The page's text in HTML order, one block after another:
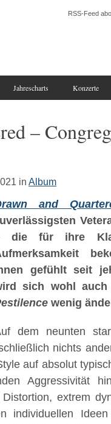
RSS-Feed
Jahrescharts Konzerte
–
in Album
and
die für ihre
gefühlt seit
sich wohl
wenig
dem neunten
nichts
auf absolut
Aggressivität
extrem
individuellen